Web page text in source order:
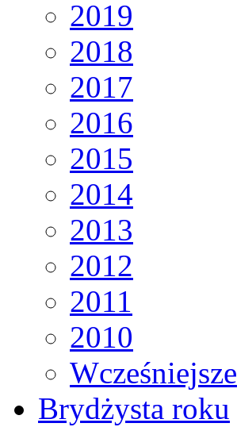
2019
2018
2017
2016
2015
2014
2013
2012
2011
2010
Wcześniejsze
Brydżysta roku